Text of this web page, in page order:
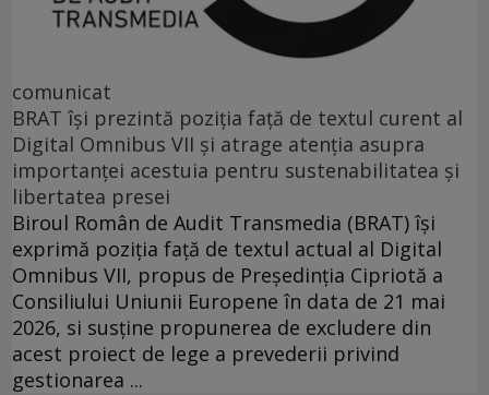
comunicat
BRAT își prezintă poziția față de textul curent al
Digital Omnibus VII și atrage atenția asupra
importanței acestuia pentru sustenabilitatea și
libertatea presei
Biroul Român de Audit Transmedia (BRAT) își
exprimă poziția față de textul actual al Digital
Omnibus VII, propus de Președinția Cipriotă a
Consiliului Uniunii Europene în data de 21 mai
2026, si susține propunerea de excludere din
acest proiect de lege a prevederii privind
gestionarea ...